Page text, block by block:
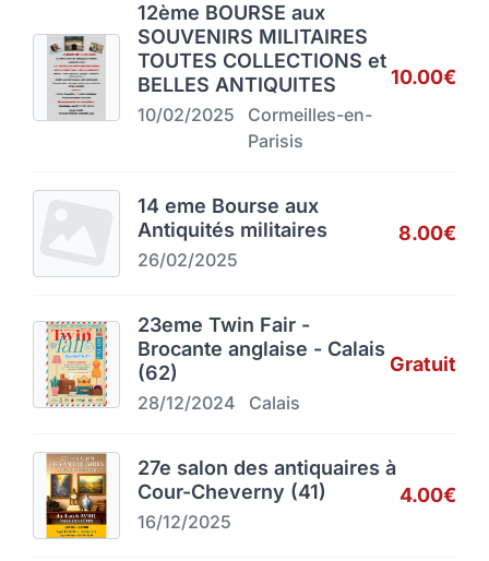
12ème BOURSE aux
SOUVENIRS MILITAIRES
TOUTES COLLECTIONS et
BELLES ANTIQUITES
10/02/2025
Cormeilles-en-
Parisis
10.00€
14 eme Bourse aux
Antiquités militaires
26/02/2025
8.00€
23eme Twin Fair -
Brocante anglaise - Calais
(62)
28/12/2024 Calais
Gratuit
27e salon des antiquaires à
Cour-Cheverny (41)
16/12/2025
4.00€